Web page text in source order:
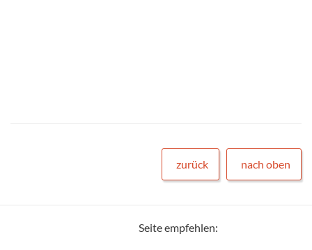
zurück nach oben
Seite empfehlen: